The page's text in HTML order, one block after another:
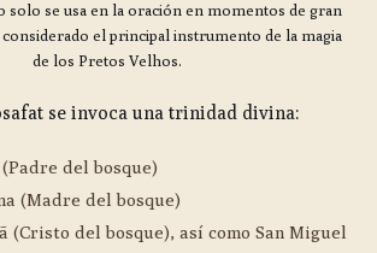
solo se usa en la oración en momentos de gran
considerado el principal instrumento de la magia
de los Pretos Velhos.
se invoca una trinidad divina:
del bosque)
(Madre del bosque)
(Cristo del bosque), así como San Miguel